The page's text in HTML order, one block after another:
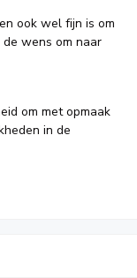
ook wel fijn is om
wens om naar
om met opmaak
in de